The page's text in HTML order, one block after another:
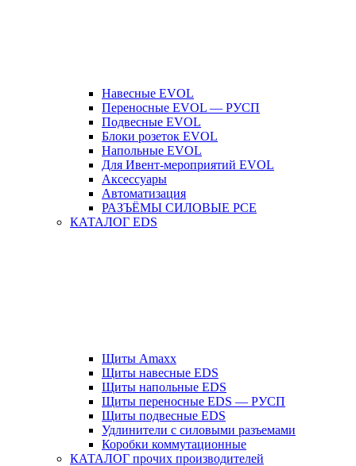
Навесные EVOL
Переносные EVOL — РУСП
Подвесные EVOL
Блоки розеток EVOL
Напольные EVOL
Для Ивент-мероприятий EVOL
Аксессуары
Автоматизация
РАЗЪЁМЫ СИЛОВЫЕ PCE
КАТАЛОГ EDS
Щиты Amaxx
Щиты навесные EDS
Щиты напольные EDS
Щиты переносные EDS — РУСП
Щиты подвесные EDS
Удлинители с силовыми разъемами
Коробки коммутационные
КАТАЛОГ прочих производителей